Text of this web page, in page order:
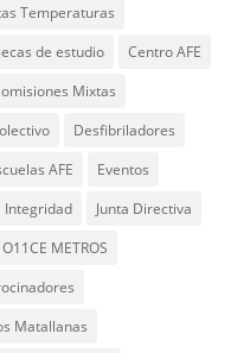
Temperaturas
de estudio
Centro AFE
Mixtas
Desfibriladores
AFE
Eventos
Integridad
Junta Directiva
O11CE METROS
Matallanas